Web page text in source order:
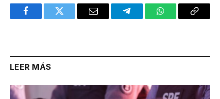
FacebookTwitter Email TelegramWhatsAppCopy
LEER MÁS